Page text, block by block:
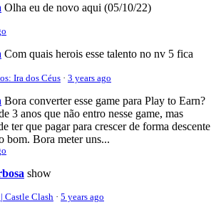
Olha eu de novo aqui (05/10/22)
Com quais herois esse talento no nv 5 fica
Ira dos Céus · 3 years ago
Bora converter esse game para Play to Earn?
3 anos que não entro nesse game, mas
ter que pagar para crescer de forma descente
bom. Bora meter uns...
show
Castle Clash · 5 years ago